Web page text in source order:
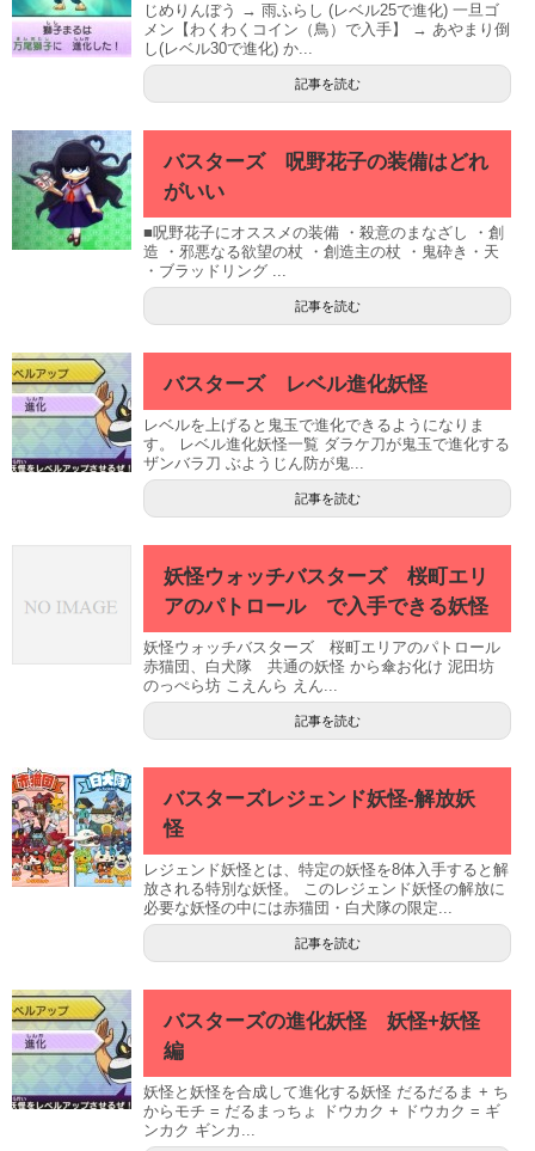
じめりんぼう → 雨ふらし (レベル25で進化) 一旦ゴ
メン【わくわくコイン（鳥）で入手】 → あやまり倒
し(レベル30で進化) か...
記事を読む
バスターズ 呪野花子の装備はどれ
がいい
■呪野花子にオススメの装備 ・殺意のまなざし ・創
造 ・邪悪なる欲望の杖 ・創造主の杖 ・鬼砕き・天
・ブラッドリング ...
記事を読む
バスターズ レベル進化妖怪
レベルを上げると鬼玉で進化できるようになりま
す。 レベル進化妖怪一覧 ダラケ刀が鬼玉で進化する
ザンバラ刀 ぶようじん防が鬼...
記事を読む
妖怪ウォッチバスターズ 桜町エリ
アのパトロール で入手できる妖怪
妖怪ウォッチバスターズ 桜町エリアのパトロール
赤猫団、白犬隊 共通の妖怪 から傘お化け 泥田坊
のっぺら坊 こえんら えん...
記事を読む
バスターズレジェンド妖怪-解放妖
怪
レジェンド妖怪とは、特定の妖怪を8体入手すると解
放される特別な妖怪。 このレジェンド妖怪の解放に
必要な妖怪の中には赤猫団・白犬隊の限定...
記事を読む
バスターズの進化妖怪 妖怪+妖怪
編
妖怪と妖怪を合成して進化する妖怪 だるだるま + ち
からモチ = だるまっちょ ドウカク + ドウカク = ギ
ンカク ギンカ...